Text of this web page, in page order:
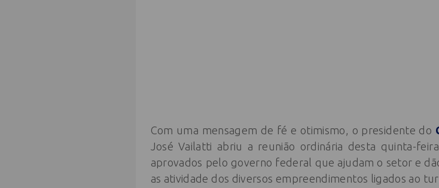
Com uma mensagem de fé e otimismo, o presidente do
José Vailatti abriu a reunião ordinária desta quinta-
aprovados pelo governo federal que ajudam o setor e
as atividade dos diversos empreendimentos ligados ao